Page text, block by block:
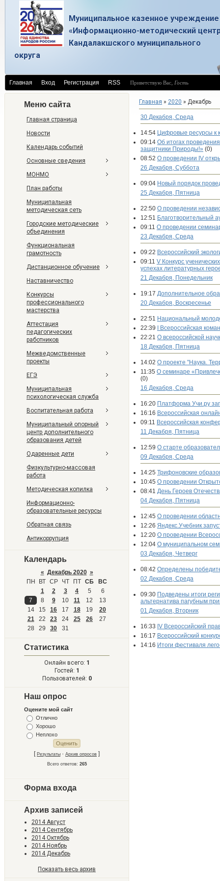
Муниципальное казенное учреждение
«Информационно-методический
Кандалакшского муниципального
округа
Главная Вход Регистрация RSS Приветствую Вас Гость
Меню сайта
Главная страница
Новости
Календарь событий
Основные сведения
МОНМО
План работы
Муниципальная
методическая сеть
Городские методические
объединения
Функциональная
грамотность
Дистанционное обучение
Наставничество
Конкурсы
профессионального
мастерства
Аттестация
педагогических
работников
Межведомственные
проекты
ЕГЭ
Муниципальная
психологическая служба
Воспитательная работа
Муниципальный опорный
центр дополнительного
образования детей
Одаренные дети
Физкультурно-массовая
работа
Методическая копилка
Информационно-
образовательные ресурсы
Обратная связь
Антикоррупция
Календарь
« Декабрь 2020 »
ПН
ВТ СР ЧТ ПТ СБ
ВС
1
2 3 4 5
6
7
8 9 10 11 12
13
14
15 16 17 18 19
20
21
22 23 24 25 26
27
28
29 30 31
Статистика
Онлайн всего: 1
Гостей: 1
Пользователей: 0
Наш опрос
Оцените мой сайт
Отлично
Хорошо
Неплохо
[ Результаты · Архив опросов ]
Всего ответов: 265
Форма входа
Архив записей
2014 Август
2014 Сентябрь
2014 Октябрь
2014 Ноябрь
2014 Декабрь
Показать весь архив
Главная » 2020 » Декабрь
30 Декабря, Среда
14:54 Цифровые ресурсы к
09:14 Об итогах
защитники Природы!» (0)
08:52 О проведении IV
26 Декабря, Суббота
09:04 Новый порядок
25 Декабря, Пятница
22:50 О проведении
12:51 Благотворительный
09:11 О проведении
23 Декабря, Среда
09:22 Всероссийский
09:11 V Конкурс
успехах литературных
21 Декабря, Понедельник
19:17 Дополнительное
20 Декабря, Воскресенье
22:51 Национальный
22:39
I Всероссийская
22:21 О всероссийской
18 Декабря, Пятница
14:02 О проекте "Наука.
11:35 О семинаре
(0)
16 Декабря, Среда
16:20 Платформа Учи.ру
16:16 Всероссийская
09:11 Всероссийская
11 Декабря, Пятница
12:59 О старте
09 Декабря, Среда
14:25 Трифоновские
10:45 О проведении
08:41 День Героев
04 Декабря, Пятница
12:45 О проведении
12:26 Яндекс.Учебник
12:20 О проведении
12:04 О муниципальном
03 Декабря, Четверг
08:42 Определены
02 Декабря, Среда
09:30 Подведены итоги
альтернатива пагубным
01 Декабря, Вторник
16:33 IV Всероссийский
16:17 Всероссийский
14:16 Итоги фестиваля